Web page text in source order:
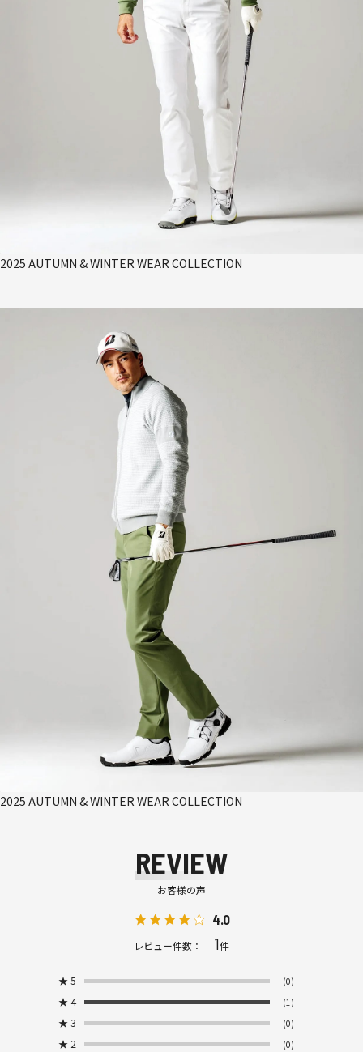
2025 AUTUMN & WINTER WEAR COLLECTION
2025 AUTUMN & WINTER WEAR COLLECTION
REVIEW
お客様の声
4.0
レビュー件数： 1件
★ 5 (0)
★ 4 (1)
★ 3 (0)
★ 2 (0)